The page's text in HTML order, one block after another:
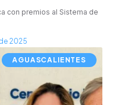
con premios al Sistema de
2025
AGUASCALIENTES